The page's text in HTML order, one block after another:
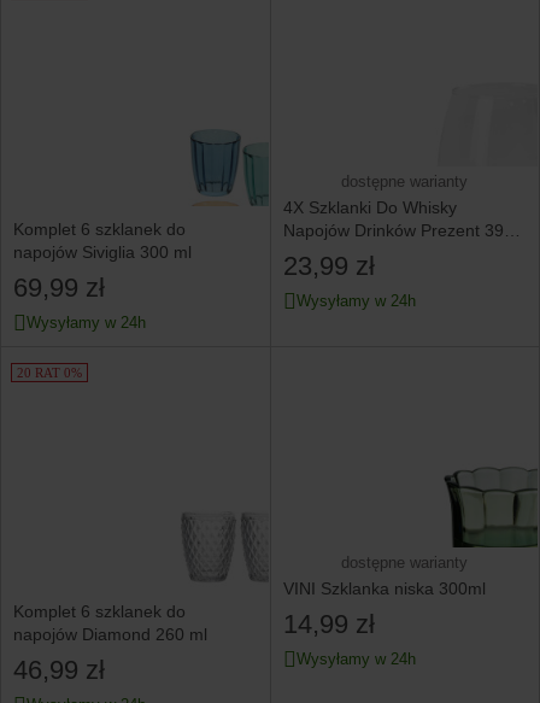
Komplet 6 szklanek do
napojów Siviglia 300 ml
69,99 zł
Wysyłamy w 24h
dostępne warianty
4X Szklanki Do Whisky
Napojów Drinków Prezent 390
Ml Komplet Zestaw
23,99 zł
Wysyłamy w 24h
20 RAT 0%
Komplet 6 szklanek do
napojów Diamond 260 ml
46,99 zł
dostępne warianty
VINI Szklanka niska 300ml
14,99 zł
Wysyłamy w 24h